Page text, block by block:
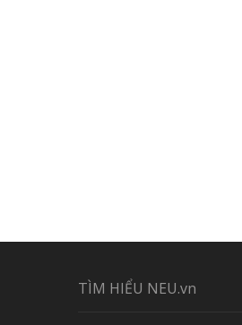
TÌM HIỂU NEU.vn